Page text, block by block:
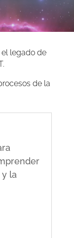
legado de
de la
y la